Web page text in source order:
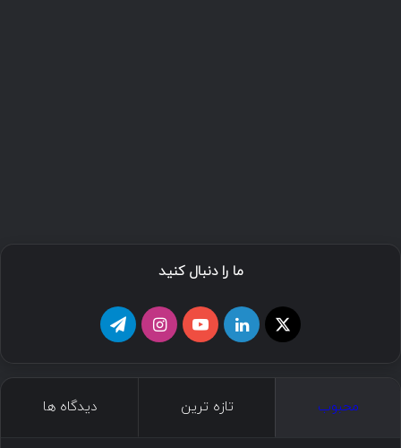
ما را دنبال کنید
محبوب تازه ترین دیدگاه ها